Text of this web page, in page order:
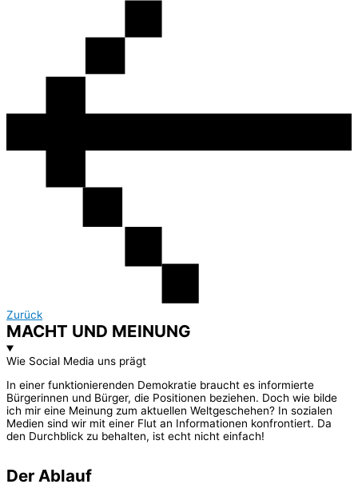
Zurück
MACHT UND MEINUNG
Wie Social Media uns prägt
In einer funktionierenden Demokratie braucht es informierte
Bürgerinnen und Bürger, die Positionen beziehen. Doch wie bilde
ich mir eine Meinung zum aktuellen Weltgeschehen? In sozialen
Medien sind wir mit einer Flut an Informationen konfrontiert. Da
den Durchblick zu behalten, ist echt nicht einfach!
Der Ablauf